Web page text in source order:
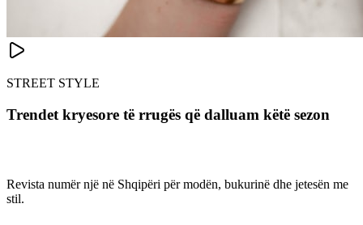
STREET STYLE
Trendet kryesore të rrugës që dalluam këtë sezon
Revista numër një në Shqipëri për modën, bukurinë dhe jetesën me
stil.